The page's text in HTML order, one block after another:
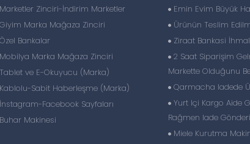
Marketler Zinciri-İndirim Marketler
Giyim Marka Mağaza Zinciri
Özel Bankalar
Mobilya Marka Mağaza Zinciri
Tablet ve E-Okuyucu (Marka)
Kablolu-Sabit Haberleşme (Marka)
İnstagram-Facebook Sayfaları
Buhar Makinesi
Emin Evim Büyük
Ürünün Teslim
Ziraat Bankasi
2 Saat Siparişim
Markette Olduğunu
Qarmacha Iadede
Yurt Içi Kargo Aide
Rağmen Iade
Miele Kurutma